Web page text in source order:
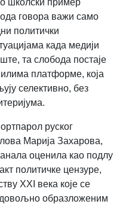
говора важи само
политички
када медији
та слобода постаје
платформе, која
селективно, без
руског
Марија Захарова,
оценила као подлу
политичке цензуре,
XXI века које се
образложеним